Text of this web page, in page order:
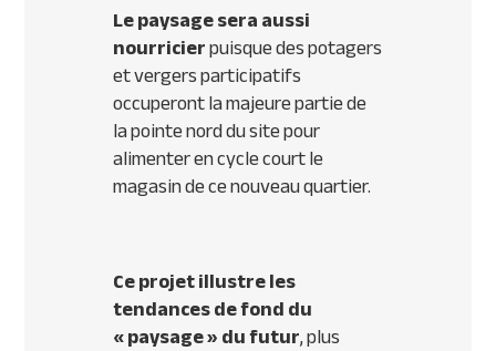
Le paysage sera aussi
nourricierpuisque des potagers
et vergers participatifs
occuperont la majeure partie de
la pointe nord du site pour
alimenter en cycle court le
magasin de ce nouveau quartier.
Ce projet illustre les
tendances de fond du
« paysage » du futur, plus